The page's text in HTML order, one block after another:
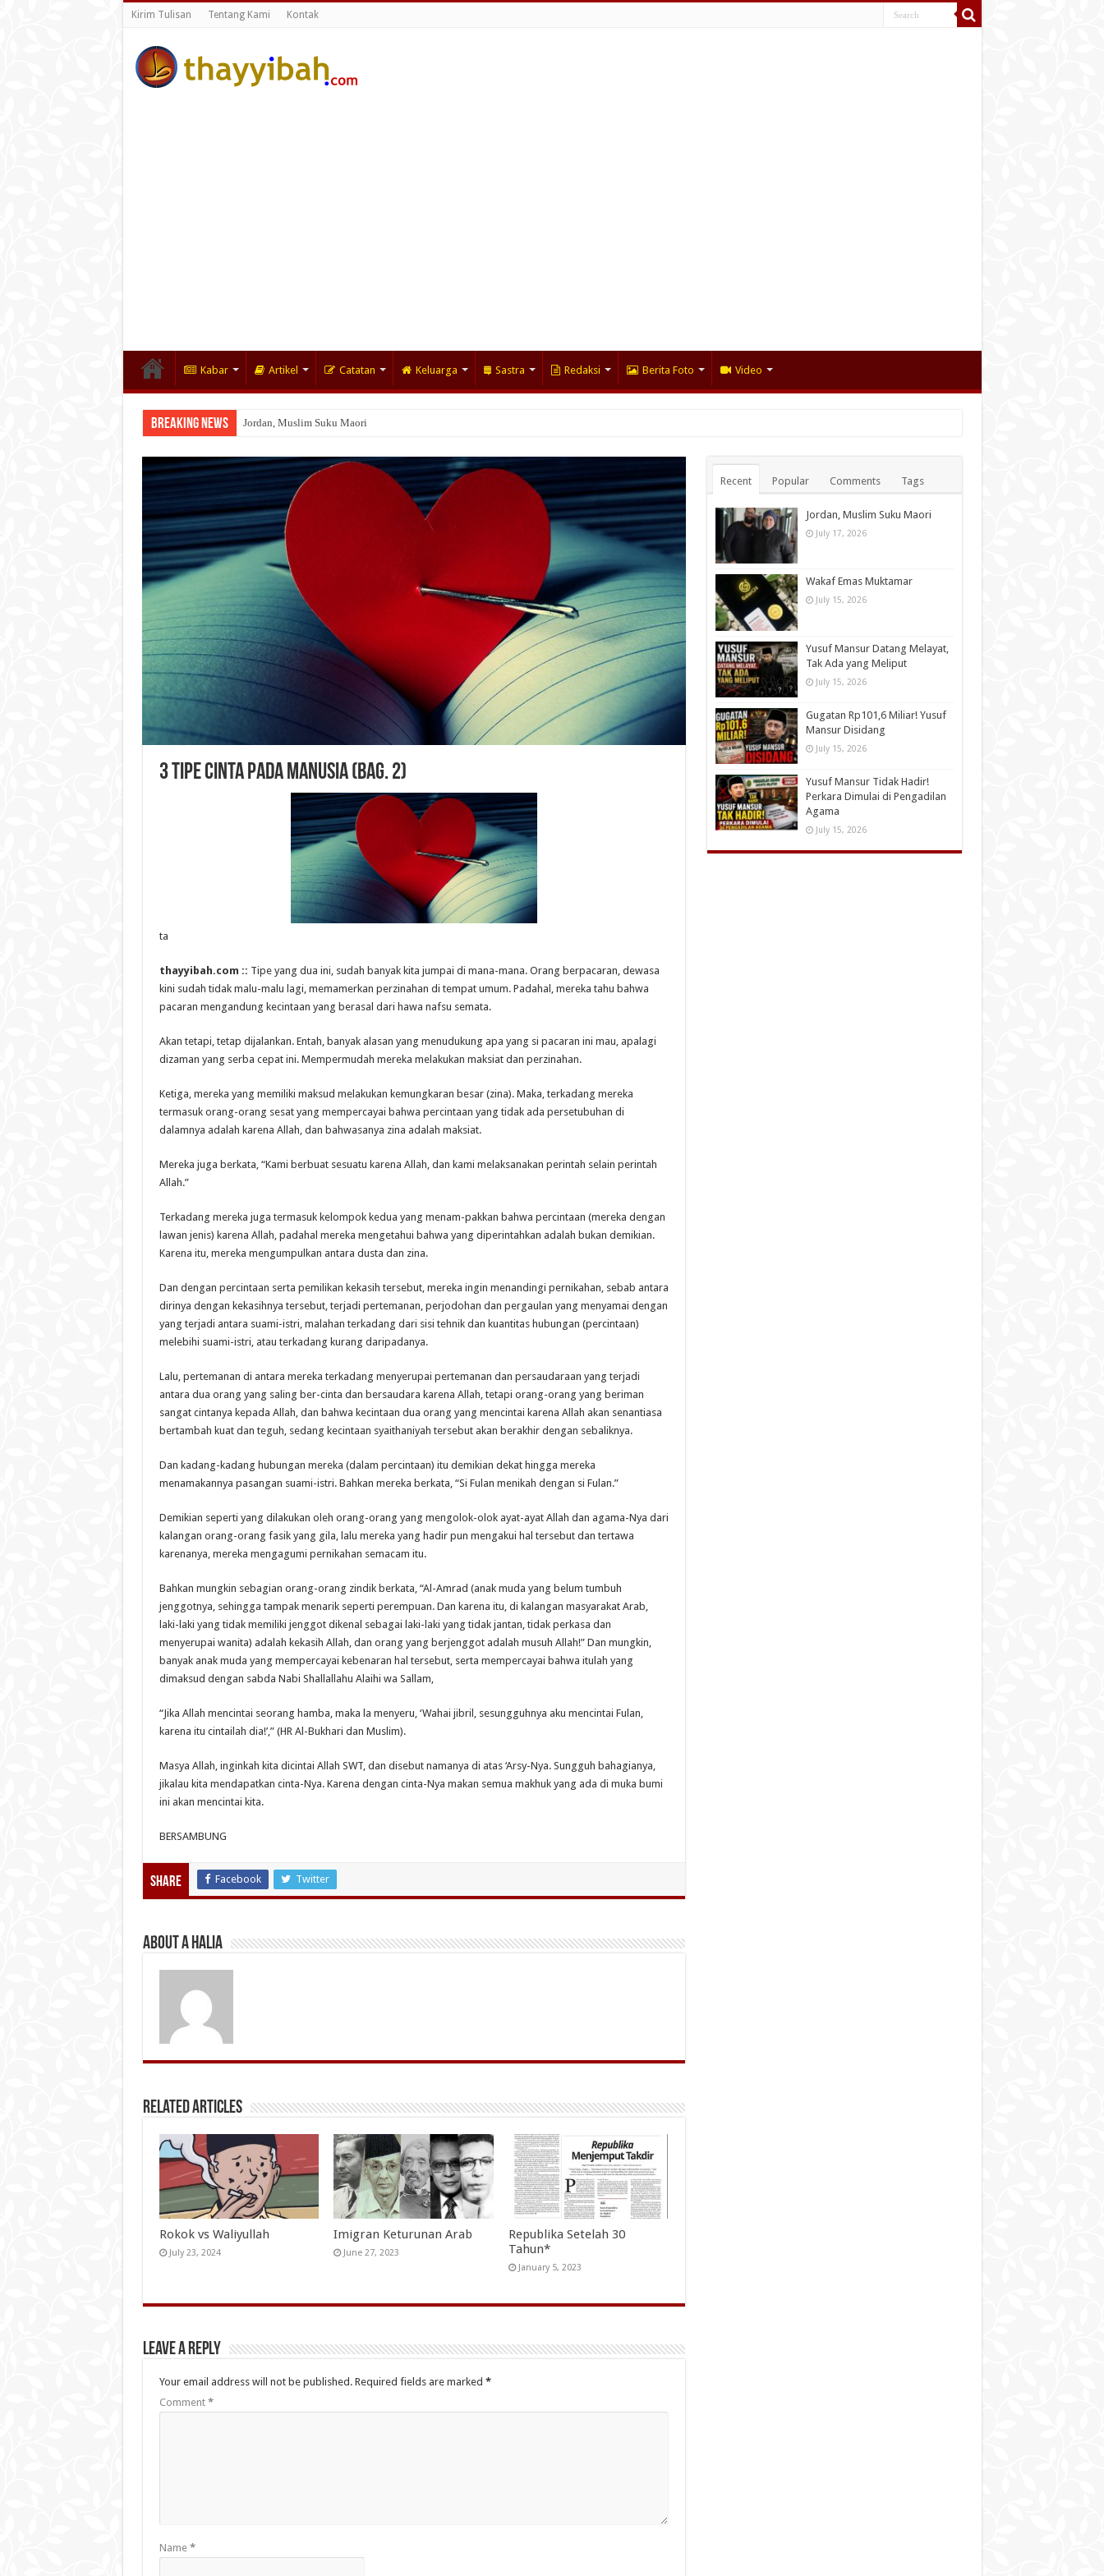
Kirim Tulisan Tentang Kami Kontak
Kabar Artikel Catatan Keluarga Sastra Redaksi Berita Foto Video
Breaking News Jordan, Muslim Suku Maori
Wakaf Emas Muktamar
3 Tipe Cinta pada Manusia (Bag. 2)
ta
thayyibah.com :: Tipe yang dua ini, sudah banyak kita jumpai di mana-mana. Orang berpacaran, dewasa
kini sudah tidak malu-malu lagi, memamerkan perzinahan di tempat umum. Padahal, mereka tahu bahwa
pacaran mengandung kecintaan yang berasal dari hawa nafsu semata.
Akan tetapi, tetap dijalankan. Entah, banyak alasan yang menudukung apa yang si pacaran ini mau, apalagi
dizaman yang serba cepat ini. Mempermudah mereka melakukan maksiat dan perzinahan.
Ketiga, mereka yang memiliki maksud melakukan kemungkaran besar (zina). Maka, terkadang mereka
termasuk orang-orang sesat yang mempercayai bahwa percintaan yang tidak ada persetubuhan di
dalamnya adalah karena Allah, dan bahwasanya zina adalah maksiat.
Mereka juga berkata, “Kami berbuat sesuatu karena Allah, dan kami melaksanakan perintah selain perintah
Allah.”
Terkadang mereka juga termasuk kelompok kedua yang menam-pakkan bahwa percintaan (mereka dengan
lawan jenis) karena Allah, padahal mereka mengetahui bahwa yang diperintahkan adalah bukan demikian.
Karena itu, mereka mengumpulkan antara dusta dan zina.
Dan dengan percintaan serta pemilikan kekasih tersebut, mereka ingin menandingi pernikahan, sebab antara
dirinya dengan kekasihnya tersebut, terjadi pertemanan, perjodohan dan pergaulan yang menyamai dengan
yang terjadi antara suami-istri, malahan terkadang dari sisi tehnik dan kuantitas hubungan (percintaan)
melebihi suami-istri, atau terkadang kurang daripadanya.
Lalu, pertemanan di antara mereka terkadang menyerupai pertemanan dan persaudaraan yang terjadi
antara dua orang yang saling ber-cinta dan bersaudara karena Allah, tetapi orang-orang yang beriman
sangat cintanya kepada Allah, dan bahwa kecintaan dua orang yang mencintai karena Allah akan senantiasa
bertambah kuat dan teguh, sedang kecintaan syaithaniyah tersebut akan berakhir dengan sebaliknya.
Dan kadang-kadang hubungan mereka (dalam percintaan) itu demikian dekat hingga mereka
menamakannya pasangan suami-istri. Bahkan mereka berkata, “Si Fulan menikah dengan si Fulan.”
Demikian seperti yang dilakukan oleh orang-orang yang mengolok-olok ayat-ayat Allah dan agama-Nya dari
kalangan orang-orang fasik yang gila, lalu mereka yang hadir pun mengakui hal tersebut dan tertawa
karenanya, mereka mengagumi pernikahan semacam itu.
Bahkan mungkin sebagian orang-orang zindik berkata, “Al-Amrad (anak muda yang belum tumbuh
jenggotnya, sehingga tampak menarik seperti perempuan. Dan karena itu, di kalangan masyarakat Arab,
laki-laki yang tidak memiliki jenggot dikenal sebagai laki-laki yang tidak jantan, tidak perkasa dan
menyerupai wanita) adalah kekasih Allah, dan orang yang berjenggot adalah musuh Allah!” Dan mungkin,
banyak anak muda yang mempercayai kebenaran hal tersebut, serta mempercayai bahwa itulah yang
dimaksud dengan sabda Nabi Shallallahu Alaihi wa Sallam,
“Jika Allah mencintai seorang hamba, maka la menyeru, ‘Wahai jibril, sesungguhnya aku mencintai Fulan,
karena itu cintailah dia!’,” (HR Al-Bukhari dan Muslim).
Masya Allah, inginkah kita dicintai Allah SWT, dan disebut namanya di atas ‘Arsy-Nya. Sungguh bahagianya,
jikalau kita mendapatkan cinta-Nya. Karena dengan cinta-Nya makan semua makhuk yang ada di muka bumi
ini akan mencintai kita.
BERSAMBUNG
Share Facebook Twitter
About A Halia
Related Articles
Rokok vs Waliyullah
July 23, 2024
Imigran Keturunan Arab
June 27, 2023
Republika Setelah 30
Tahun*
January 5, 2023
Leave a Reply
Your email address will not be published. Required fields are marked *
Comment *
Name *
Recent Popular Comments Tags
Jordan, Muslim Suku Maori
July 17, 2026
Wakaf Emas Muktamar
July 15, 2026
Yusuf Mansur Datang Melayat,
Tak Ada yang Meliput
July 15, 2026
Gugatan Rp101,6 Miliar! Yusuf
Mansur Disidang
July 15, 2026
Yusuf Mansur Tidak Hadir!
Perkara Dimulai di Pengadilan
Agama
July 15, 2026